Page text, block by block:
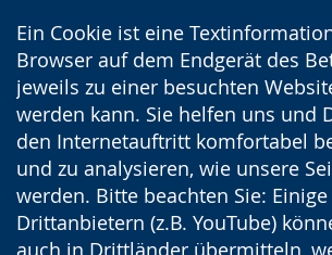
Ein Cookie ist eine
Browser auf dem Endgerät des
jeweils zu einer besuchten
werden kann. Sie helfen uns und
den Internetauftritt komfortabel
und zu analysieren, wie unsere
werden. Bitte beachten Sie:
Drittanbietern (z.B. YouTube)
auch in Drittländer übermitteln,